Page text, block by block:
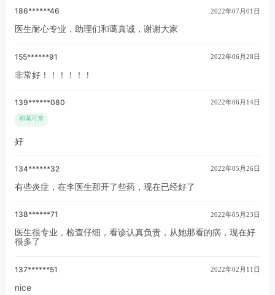
186******46 2022年07月01日
医生耐心专业，助理们和蔼真诚，谢谢大家
155******91 2022年06月28日
非常好！！！！！！
139******080 2022年06月14日
和蔼可亲
好
134******32 2022年05月26日
有些炎症，在李医生那开了些药，现在已经好了
138******71 2022年05月23日
医生很专业，检查仔细，看诊认真负责，从她那看的病，现在好
很多了
137******51 2022年02月11日
nice